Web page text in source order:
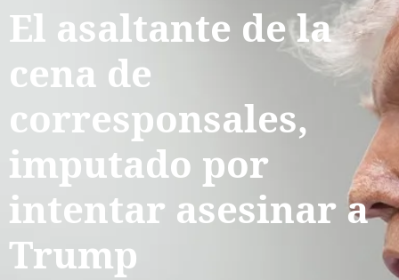
El asaltante de la
cena de
corresponsales,
imputado por
intentar asesinar a
Trump